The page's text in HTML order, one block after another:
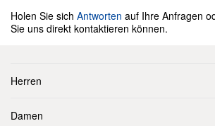
Holen Sie sich Antworten auf Ihre Anfragen
Sie uns direkt kontaktieren können.
Herren
Damen